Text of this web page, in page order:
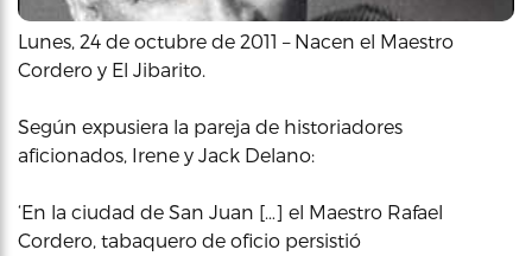
Lunes, 24 de octubre de 2011 – Nacen el Maestro
Cordero y El Jibarito.
Según expusiera la pareja de historiadores
aficionados, Irene y Jack Delano:
‘En la ciudad de San Juan […] el Maestro Rafael
Cordero, tabaquero de oficio persistió